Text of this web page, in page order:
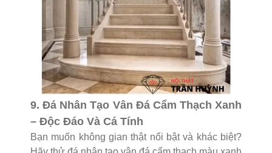
9. Đá Nhân Tạo Vân Đá Cẩm Thạch Xanh
– Độc Đáo Và Cá Tính
Bạn muốn không gian thật nổi bật và khác biệt?